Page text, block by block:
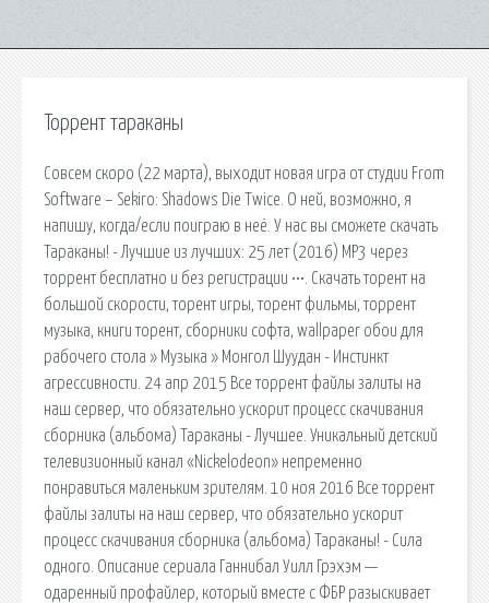
Торрент тараканы
Совсем скоро (22 марта), выходит новая игра от студии From
Software – Sekiro: Shadows Die Twice. О ней, возможно, я
напишу, когда/если поиграю в неё. У нас вы сможете скачать
Тараканы! - Лучшие из лучших: 25 лет (2016) MP3 через
торрент бесплатно и без регистрации •••. Скачать торент на
большой скорости, торент игры, торент фильмы, торрент
музыка, книги торент, сборники софта, wallpaper обои для
рабочего стола » Музыка » Монгол Шуудан - Инстинкт
агрессивности. 24 апр 2015 Все торрент файлы залиты на
наш сервер, что обязательно ускорит процесс скачивания
сборника (альбома) Тараканы - Лучшее. Уникальный детский
телевизионный канал «Nickelodeon» непременно
понравиться маленьким зрителям. 10 ноя 2016 Все торрент
файлы залиты на наш сервер, что обязательно ускорит
процесс скачивания сборника (альбома) Тараканы! - Сила
одного. Описание сериала Ганнибал Уилл Грэхэм —
одаренный профайлер, который вместе с ФБР разыскивает